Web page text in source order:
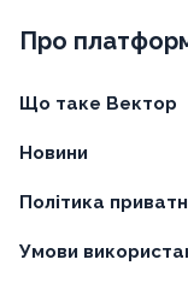
Про
Що таке Вектор
Новини
Політика
Умови